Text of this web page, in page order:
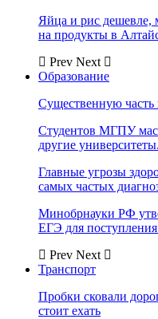
Яйца и рис дешевле,
на продукты в
Prev Next
Образование
Существенную часть
Студентов МГПУ
другие
Главные угрозы
самых частых
Минобрнауки РФ
ЕГЭ для
Prev Next
Транспорт
Пробки сковали
стоит ехать